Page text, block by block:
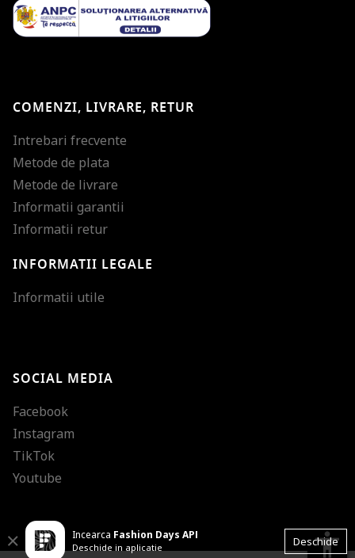
COMENZI, LIVRARE, RETUR
Intrebari frecvente
Metode de plata
Metode de livrare
Informatii garantii
Informatii retur
INFORMATII LEGALE
Informatii utile
SOCIAL MEDIA
Facebook
Instagram
TikTok
Youtube
Incearca Fashion Days APP
Deschide in aplicatie Deschide
Close accessibility
Cursor mare